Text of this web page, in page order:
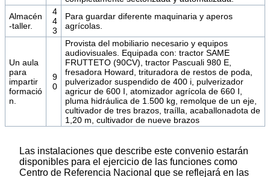
Almacén
-taller.
4
4
3
Para guardar diferente maquinaria y aperos
agrícolas.
Un aula
para
impartir
formació
n.
9
0
Provista del mobiliario necesario y equipos
audiovisuales. Equipada con: tractor SAME
FRUTTETO (90CV), tractor Pascuali 980 E,
fresadora Howard, trituradora de restos de poda,
pulverizador suspendido de 400 i, pulverizador
agricur de 600 I, atomizador agrícola de 660 I,
pluma hidráulica de 1.500 kg, remolque de un eje,
cultivador de tres brazos, traílla, acaballonadota de
1,20 m, cultivador de nueve brazos
Las instalaciones que describe este convenio estarán
disponibles para el ejercicio de las funciones como
Centro de Referencia Nacional que se reflejará en las